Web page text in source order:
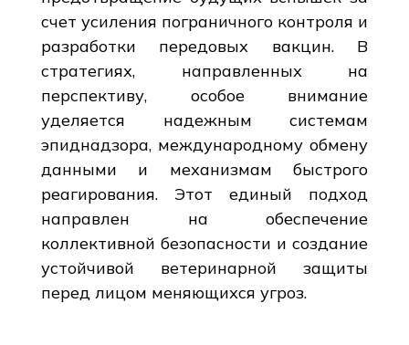
счет усиления пограничного контроля и
разработки передовых вакцин. В
стратегиях, направленных на
перспективу, особое внимание
уделяется надежным системам
эпиднадзора, международному обмену
данными и механизмам быстрого
реагирования. Этот единый подход
направлен на обеспечение
коллективной безопасности и создание
устойчивой ветеринарной защиты
перед лицом меняющихся угроз.